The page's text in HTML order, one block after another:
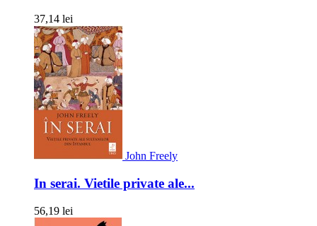
37,14 lei
John Freely
In serai. Vietile private ale...
56,19 lei